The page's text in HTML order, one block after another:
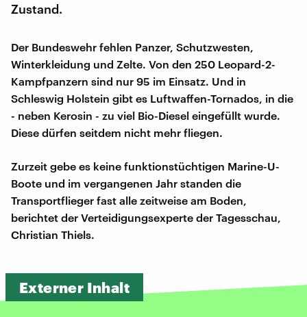
Zustand.
Der Bundeswehr fehlen Panzer, Schutzwesten,
Winterkleidung und Zelte. Von den 250 Leopard-2-
Kampfpanzern sind nur 95 im Einsatz. Und in
Schleswig Holstein gibt es Luftwaffen-Tornados, in die
- neben Kerosin - zu viel Bio-Diesel eingefüllt wurde.
Diese dürfen seitdem nicht mehr fliegen.
Zurzeit gebe es keine funktionstüchtigen Marine-U-
Boote und im vergangenen Jahr standen die
Transportflieger fast alle zeitweise am Boden,
berichtet der Verteidigungsexperte der Tagesschau,
Christian Thiels.
Externer Inhalt